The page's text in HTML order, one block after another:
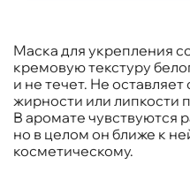
Маска для укрепления
кремовую текстуру
и не течет. Не
жирности или липкости
В аромате чувствуются
но в целом он ближе к
косметическому.